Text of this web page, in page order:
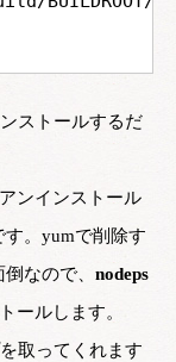
ストールするだ
ンインストール
。yumで削除す
なので、 nodeps
ールします。
取ってくれます